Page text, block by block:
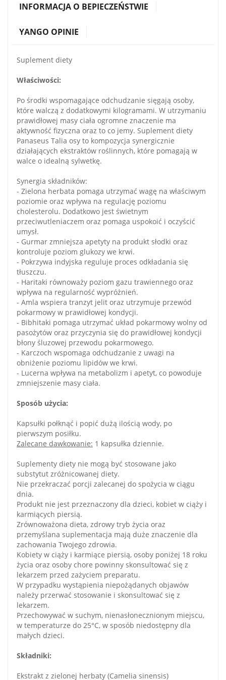
INFORMACJA O BEPIECZEŃSTWIE
YANGO OPINIE
Suplement diety
Właściwości:
Po środki wspomagające odchudzanie sięgają osoby,
które walczą z dodatkowymi kilogramami. W utrzymaniu
prawidłowej masy ciała ogromne znaczenie ma
aktywność fizyczna oraz to co jemy. Suplement diety
Panaseus Talia osy to kompozycja synergicznie
działających ekstraktów roślinnych, które pomagają w
walce o idealną sylwetkę.
Synergia składników:
- Zielona herbata pomaga utrzymać wagę na właściwym
poziomie oraz wpływa na regulację poziomu
cholesterolu. Dodatkowo jest świetnym
przeciwutleniaczem oraz pomaga uspokoić i oczyścić
umysł.
- Gurmar zmniejsza apetyty na produkt słodki oraz
kontroluje poziom glukozy we krwi.
- Pokrzywa indyjska reguluje proces odkładania się
tłuszczu.
- Haritaki równoważy poziom gazu trawiennego oraz
wpływa na regularność wypróżnień.
- Amla wspiera tranzyt jelit oraz utrzymuje przewód
pokarmowy w prawidłowej kondycji.
- Bibhitaki pomaga utrzymać układ pokarmowy wolny od
pasożytów oraz przyczynia się do prawidłowej kondycji
błony śluzowej przewodu pokarmowego.
- Karczoch wspomaga odchudzanie z uwagi na
obniżenie poziomu lipidów we krwi.
- Lucerna wpływa na metabolizm i apetyt, co powoduje
zmniejszenie masy ciała.
Sposób użycia:
Kapsułki połknąć i popić dużą ilością wody, po
pierwszym posiłku.
Zalecane dawkowanie: 1 kapsułka dziennie.
Suplementy diety nie mogą być stosowane jako
substytut zróżnicowanej diety.
Nie przekraczać porcji zalecanej do spożycia w ciągu
dnia.
Produkt nie jest przeznaczony dla dzieci, kobiet w ciąży i
karmiących piersią.
Zrównoważona dieta, zdrowy tryb życia oraz
przemyślana suplementacja mają duże znaczenie dla
zachowania Twojego zdrowia.
Kobiety w ciąży i karmiące piersią, osoby poniżej 18 roku
życia oraz osoby chore powinny skonsultować się z
lekarzem przed zażyciem preparatu.
W przypadku wystąpienia niepożądanych objawów
należy przerwać stosowanie i skonsultować się z
lekarzem.
Przechowywać w suchym, nienasłonecznionym miejscu,
w temperaturze do 25°C, w sposób niedostępny dla
małych dzieci.
Składniki:
Ekstrakt z zielonej herbaty (Camelia sinensis)